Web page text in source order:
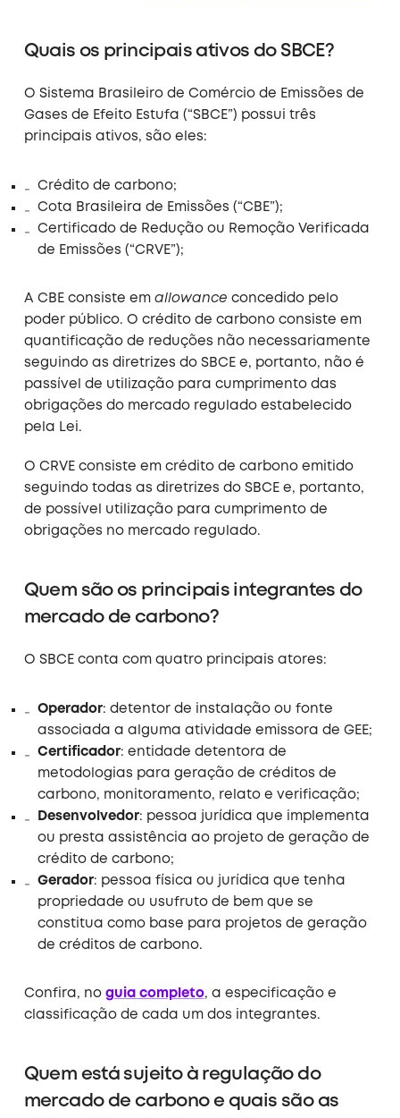
Quais os principais ativos do SBCE?
O Sistema Brasileiro de Comércio de Emissões de
Gases de Efeito Estufa (“SBCE”) possui três
principais ativos, são eles:
Crédito de carbono;
Cota Brasileira de Emissões (“CBE”);
Certificado de Redução ou Remoção Verificada
de Emissões (“CRVE”);
A CBE consiste emallowance concedido pelo
poder público. O crédito de carbono consiste em
quantificação de reduções não necessariamente
seguindo as diretrizes do SBCE e, portanto, não é
passível de utilização para cumprimento das
obrigações do mercado regulado estabelecido
pela Lei.
O CRVE consiste em crédito de carbono emitido
seguindo todas as diretrizes do SBCE e, portanto,
de possível utilização para cumprimento de
obrigações no mercado regulado.
Quem são os principais integrantes do
mercado de carbono?
O SBCE conta com quatro principais atores:
Operador: detentor de instalação ou fonte
associada a alguma atividade emissora de GEE;
Certificador: entidade detentora de
metodologias para geração de créditos de
carbono, monitoramento, relato e verificação;
Desenvolvedor: pessoa jurídica que implementa
ou presta assistência ao projeto de geração de
crédito de carbono;
Gerador: pessoa física ou jurídica que tenha
propriedade ou usufruto de bem que se
constitua como base para projetos de geração
de créditos de carbono.
Confira, no guia completo, a especificação e
classificação de cada um dos integrantes.
Quem está sujeito à regulação do
mercado de carbono e quais são as